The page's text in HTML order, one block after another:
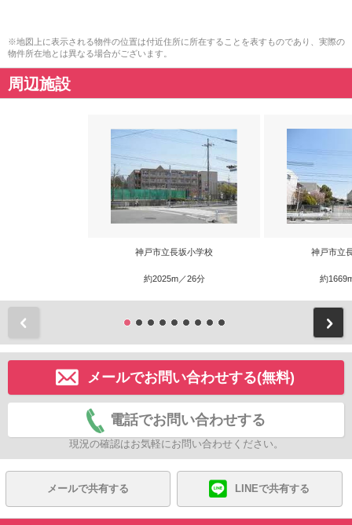
※地図上に表示される物件の位置は付近住所に所在することを表すものであり、実際の
物件所在地とは異なる場合がございます。
周辺施設
神戸市立長坂小学校
約2025m／26分
神戸市立
約
メールでお問い合わせする(無料)
電話でお問い合わせする
現況の確認はお気軽にお問い合わせください。
メールで共有する LINEで共有する